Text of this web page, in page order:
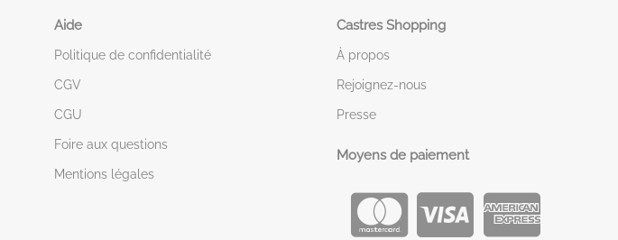
Aide
Politique de confidentialité
CGV
CGU
Foire aux questions
Mentions légales
Castres Shopping
À propos
Rejoignez-nous
Presse
Moyens de paiement